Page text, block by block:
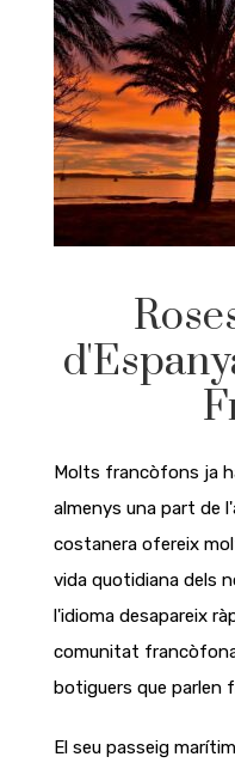
Molts francòfons ja
almenys una part de
costanera ofereix
vida quotidiana dels
l'idioma desapareix
comunitat
botiguers que parlen
El seu passeig